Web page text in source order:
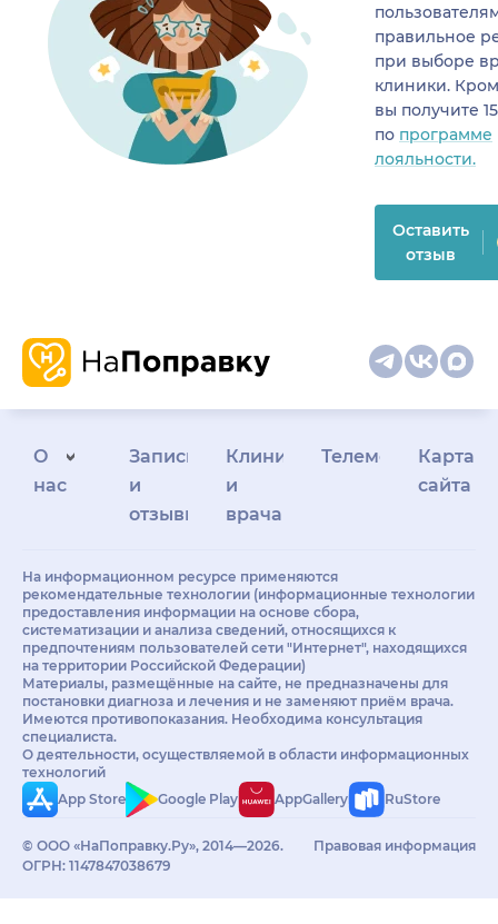
правильное
при выборе
клиники.
вы получите
по программе
лояльности.
Оставить
отзыв
О
нас
Запись
и
отзывы
Клиникам
и
врачам
Телемедицина
Карта
сайта
На информационном ресурсе применяются
рекомендательные технологии (информационные технологии
предоставления информации на основе сбора,
систематизации и анализа сведений, относящихся к
предпочтениям пользователей сети "Интернет", находящихся
на территории Российской Федерации)
Материалы, размещённые на сайте, не предназначены для
постановки диагноза и лечения и не заменяют приём врача.
Имеются противопоказания. Необходима консультация
специалиста.
О деятельности, осуществляемой в области информационных
технологий
App Store
Google Play AppGallery RuStore
© ООО «НаПоправку.Ру», 2014—2026.
ОГРН: 1147847038679
Правовая информация